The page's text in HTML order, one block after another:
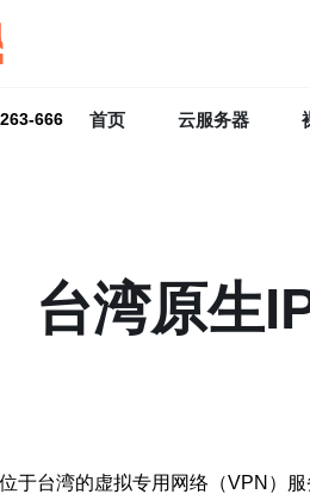
666 首页 云服务器
台湾原生
于台湾的虚拟专用网络（VPN）